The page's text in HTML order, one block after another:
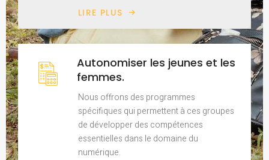
LIRE PLUS
Autonomiser les jeunes et les
femmes.
Nous offrons des programmes
spécifiques qui permettent à ces groupes
de développer des compétences
essentielles dans le domaine du
numérique.